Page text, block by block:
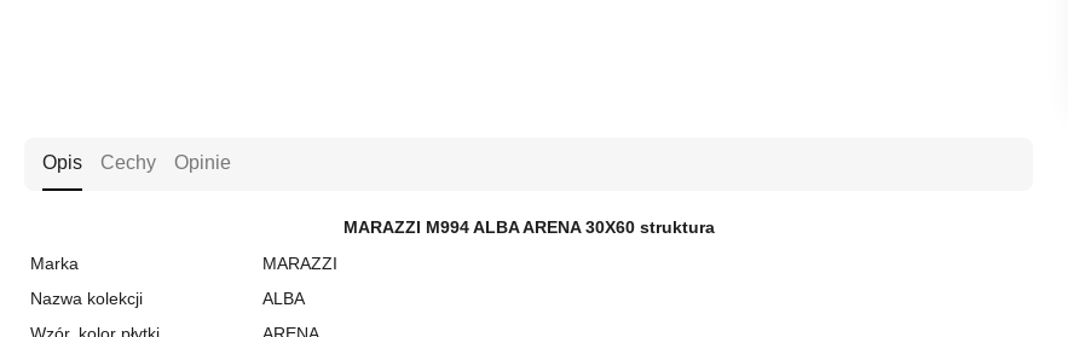
Opis Cechy Opinie
MARAZZI M994 ALBA ARENA 30X60 struktura
Marka
MARAZZI
Nazwa kolekcji
ALBA